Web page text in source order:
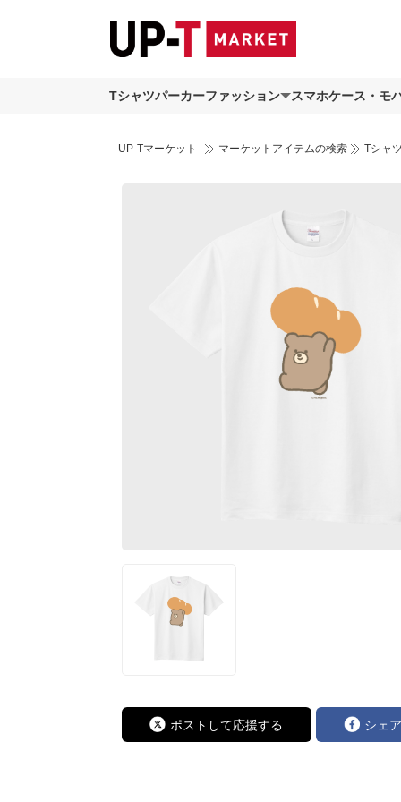
Tシャツパーカーファッション スマホケース・モ
UP-Tマーケット マーケットアイテムの検索 Tシャ
ポストして応援する シェ